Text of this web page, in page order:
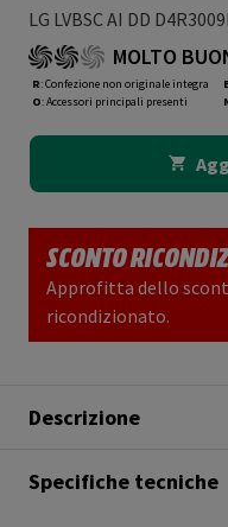
LG LVBSC AI DD
MOLTO
R: Confezione non originale integra
O: Accessori principali presenti
SCONTO
Approfitta dello
ricondizionato.
Descrizione
Specifiche tecniche